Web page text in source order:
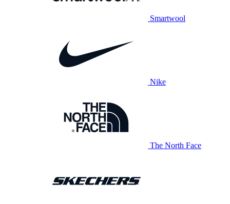
Smartwool
Nike
The North Face